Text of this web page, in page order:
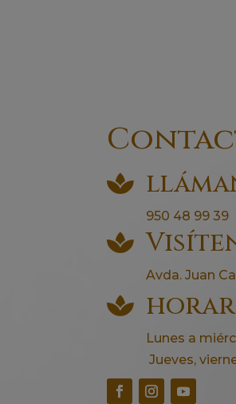

950 48 99 39

Avda. Juan

Lunes a
Jueves,